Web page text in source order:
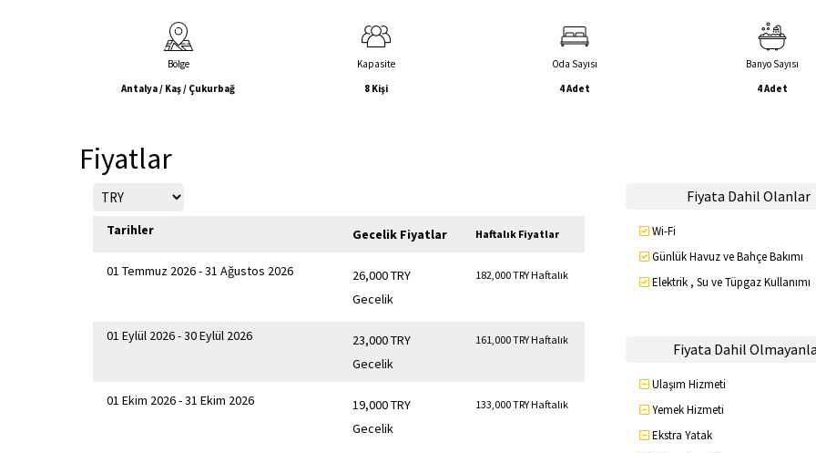
Bölge
Antalya / Kaş / Çukurbağ
Kapasite
8 Kişi
Oda Sayısı
4 Adet
Banyo Sayısı
4 Adet
Fiyatlar
Tarihler Gecelik Fiyatlar Haftalık Fiyatlar
01 Temmuz 2026 - 31 Ağustos 2026
26,000 TRY
Gecelik
182,000 TRY Haftalık
01 Eylül 2026 - 30 Eylül 2026
23,000 TRY
Gecelik
161,000 TRY Haftalık
01 Ekim 2026 - 31 Ekim 2026
19,000 TRY
Gecelik
133,000 TRY Haftalık
Fiyata Dahil Olanlar
Wi-Fi
Günlük Havuz ve Bahçe Bakımı
Elektrik , Su ve Tüpgaz Kullanımı
Fiyata Dahil
Ulaşım Hizmeti
Yemek Hizmeti
Ekstra Yatak